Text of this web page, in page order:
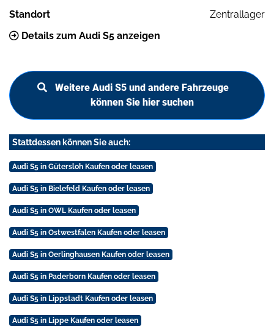
Standort
Zentrallager
Details zum Audi S5 anzeigen
Weitere Audi S5 und andere Fahrzeuge
können Sie hier suchen
Stattdessen können Sie auch:
Audi S5 in Gütersloh Kaufen oder leasen
Audi S5 in Bielefeld Kaufen oder leasen
Audi S5 in OWL Kaufen oder leasen
Audi S5 in Ostwestfalen Kaufen oder leasen
Audi S5 in Oerlinghausen Kaufen oder leasen
Audi S5 in Paderborn Kaufen oder leasen
Audi S5 in Lippstadt Kaufen oder leasen
Audi S5 in Lippe Kaufen oder leasen